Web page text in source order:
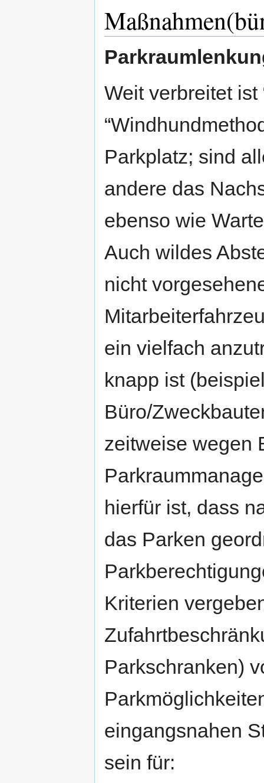
Weit verbreitet ist
Parkplatz; sind
andere das
ebenso wie
Auch wildes
nicht
ein vielfach
knapp ist
Büro/
zeitweise wegen
hierfür ist, dass
das Parken
Kriterien
Parkschranken)
eingangsnahen
sein für: